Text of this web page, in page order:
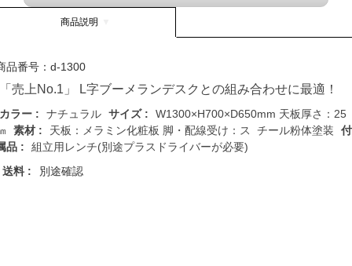
商品説明
品番号： d-1300
売上No.1」 L字ブーメランデスクとの組み合わせに最適！
ラー : ナチュラル サイズ :
W1300×H700×D650mm 天板厚さ：25
素材 : 天板：メラミン化粧板 脚・配線受け：ス チール粉体塗装
付
品 :
組立用レンチ(別途プラスドライバーが必要)
料 :
別途確認